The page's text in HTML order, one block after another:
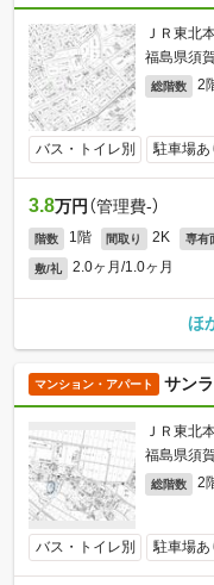
ＪＲ東北
福島県須
総階数 2
バス・トイレ別 駐車場あ
3.8万円 （管理費-）
階数 1階 間取り 2K 専有
敷/礼 2.0ヶ月/1.0ヶ月
ほ
マンション・アパート サン
ＪＲ東北
福島県須
総階数 2
バス・トイレ別 駐車場あ